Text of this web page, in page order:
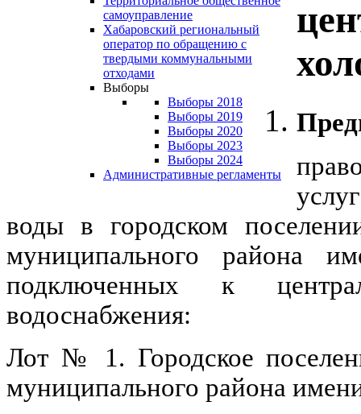
самоуправление
Хабаровский региональный
оператор по обращению с
твердыми коммунальными
отходами
Выборы
Выборы 2018
Выборы 2019
Выборы 2020
Выборы 2023
Выборы 2024
Административные регламенты
воды в городском
муниципального района
подключенных к
водоснабжения:
Лот № 1. Городское
муниципального района